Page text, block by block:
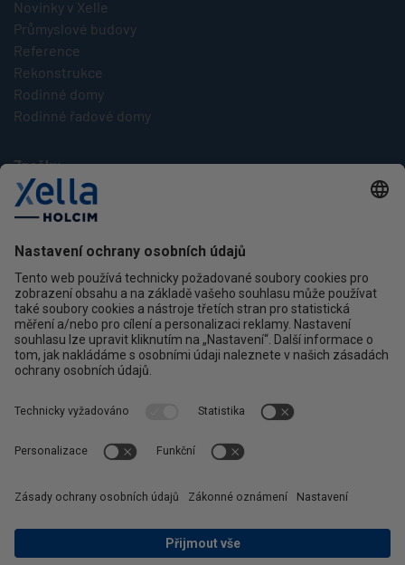
Novinky v Xelle
Průmyslové budovy
Reference
Rekonstrukce
Rodinné domy
Rodinné řadové domy
Značky
Multipor
Silka
Kontakt
Ochrana osobních údajů